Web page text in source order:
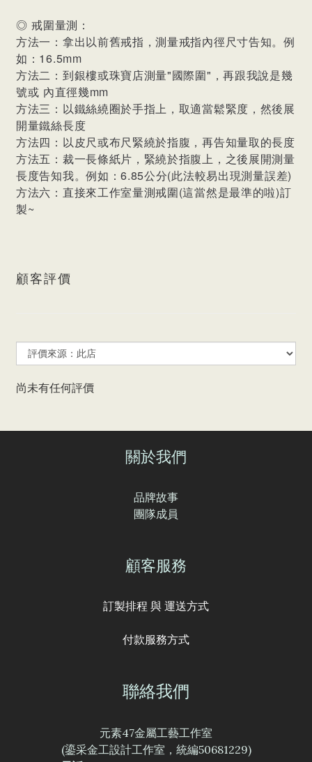
◎ 戒圍量測：
方法一：拿出以前舊戒指，測量戒指內徑尺寸告知。例
如：16.5mm
方法二：到銀樓或珠寶店測量"國際圍"，再跟我說是幾
號或 內直徑幾mm
方法三：以鐵絲繞圈於手指上，取適當鬆緊度，然後展
開量鐵絲長度
方法四：以皮尺或布尺緊繞於指腹，再告知量取的長度
方法五：裁一長條紙片，緊繞於指腹上，之後展開測量
長度告知我。例如：6.85公分(此法較易出現測量誤差)
方法六：直接來工作室量測戒圍(這當然是最準的啦)訂
製~
顧客評價
尚未有任何評價
關於我們
品牌故事
團隊成員
顧客服務
訂製排程 與 運送方式
付款服務方式
聯絡我們
元素47金屬工藝工作室
(鎏采金工設計工作室，統編50681229)